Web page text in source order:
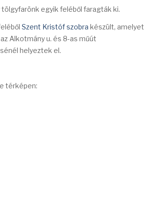
egyik feléből faragták ki.
Szent Kristóf szobra készült, amelyet
Alkotmány u. és 8-as műút
helyeztek el.
térképen: